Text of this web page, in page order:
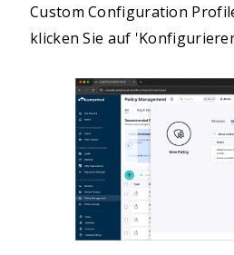
Custom Configuration
klicken Sie auf